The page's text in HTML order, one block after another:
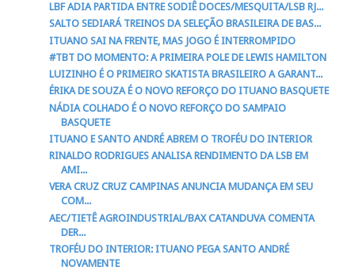
LBF ADIA PARTIDA ENTRE SODIÊ DOCES/MESQUITA/LSB RJ...
SALTO SEDIARÁ TREINOS DA SELEÇÃO BRASILEIRA DE BAS...
ITUANO SAI NA FRENTE, MAS JOGO É INTERROMPIDO
#TBT DO MOMENTO: A PRIMEIRA POLE DE LEWIS HAMILTON
LUIZINHO É O PRIMEIRO SKATISTA BRASILEIRO A GARANT...
ÉRIKA DE SOUZA É O NOVO REFORÇO DO ITUANO BASQUETE
NÁDIA COLHADO É O NOVO REFORÇO DO SAMPAIO
BASQUETE
ITUANO E SANTO ANDRÉ ABREM O TROFÉU DO INTERIOR
RINALDO RODRIGUES ANALISA RENDIMENTO DA LSB EM
AMI...
VERA CRUZ CRUZ CAMPINAS ANUNCIA MUDANÇA EM SEU
COM...
AEC/TIETÊ AGROINDUSTRIAL/BAX CATANDUVA COMENTA
DER...
TROFÉU DO INTERIOR: ITUANO PEGA SANTO ANDRÉ
NOVAMENTE